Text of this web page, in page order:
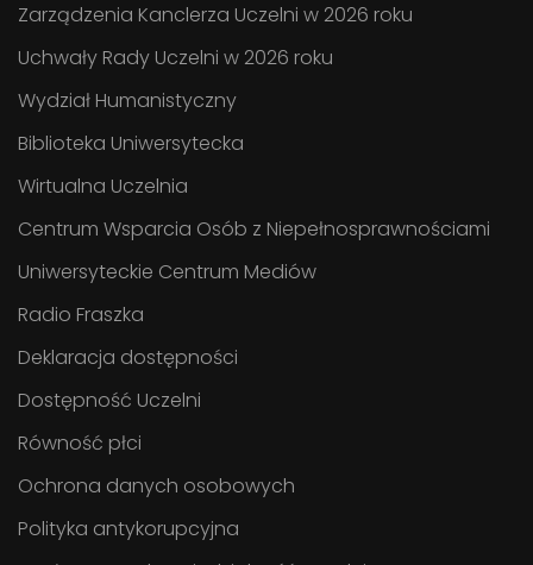
Zarządzenia Kanclerza Uczelni w 2026 roku
Uchwały Rady Uczelni w 2026 roku
Wydział Humanistyczny
Biblioteka Uniwersytecka
Wirtualna Uczelnia
Centrum Wsparcia Osób z Niepełnosprawnościami
Uniwersyteckie Centrum Mediów
Radio Fraszka
Deklaracja dostępności
Dostępność Uczelni
Równość płci
Ochrona danych osobowych
Polityka antykorupcyjna